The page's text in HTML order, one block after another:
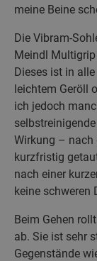
meine Beine
Die Vibram-
Meindl
Dieses ist in
leichtem Geröll
ich jedoch
Wirkung –
kurzfristig
nach einer
keine schweren
Beim Gehen
ab. Sie ist sehr
Gegenstände